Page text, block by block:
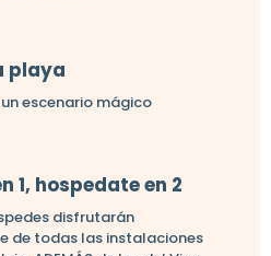
playa
escenario mágico
1, hospedate en 2
disfrutarán
de todas las instalaciones